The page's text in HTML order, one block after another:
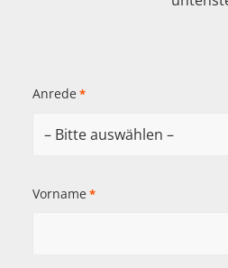
Anrede *
Vorname *